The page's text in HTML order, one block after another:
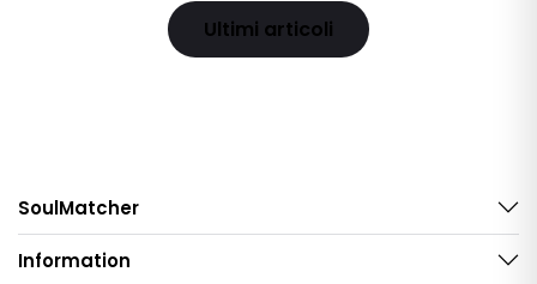
Ultimi articoli
SoulMatcher
Information